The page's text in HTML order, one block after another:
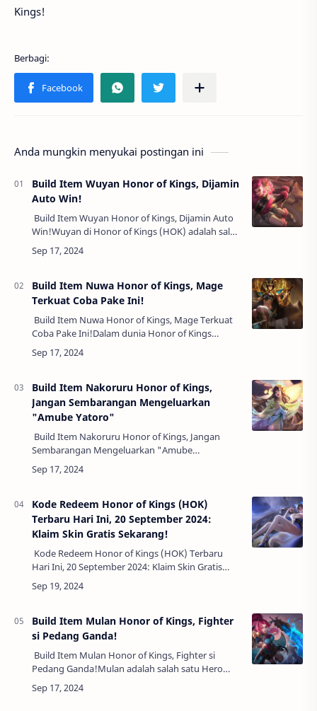
Kings!
Anda mungkin menyukai postingan ini
Build Item Wuyan Honor of Kings, Dijamin
Auto Win!
Build Item Wuyan Honor of Kings, Dijamin Auto
Win!Wuyan di Honor of Kings (HOK) adalah salah
satu hero fighter/tank yang kuat dengan
kemampuan bertahan dan menyerang yang sei…
Build Item Nuwa Honor of Kings, Mage
Terkuat Coba Pake Ini!
Build Item Nuwa Honor of Kings, Mage Terkuat
Coba Pake Ini!Dalam dunia Honor of Kings
(HOK), Nuwa dikenal sebagai salah satu mage
dengan kemampuan burst damage yang tinggi,
Build Item Nakoruru Honor of Kings,
Jangan Sembarangan Mengeluarkan
"Amube Yatoro"
Build Item Nakoruru Honor of Kings, Jangan
Sembarangan Mengeluarkan "Amube
Yatoro"Nakoruru adalah salah satu Assassin
terkuat di Honor of Kings yang terkenal dengan
Kode Redeem Honor of Kings (HOK)
Terbaru Hari Ini, 20 September 2024:
Klaim Skin Gratis Sekarang!
Kode Redeem Honor of Kings (HOK) Terbaru
Hari Ini, 20 September 2024: Klaim Skin Gratis
Sekarang!Jika kamu penggemar setia Honor of
Kings, salah satu MOBA paling populer di d…
Build Item Mulan Honor of Kings, Fighter
si Pedang Ganda!
Build Item Mulan Honor of Kings, Fighter si
Pedang Ganda!Mulan adalah salah satu Hero
Fighter paling mematikan di Honor of Kings
(HOK), yang dikenal dengan kelincahan dan ser…